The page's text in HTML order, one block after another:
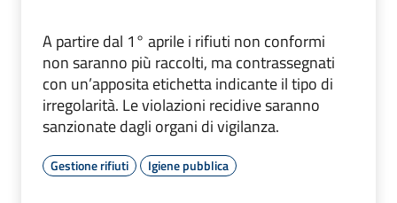
A partire dal 1° aprile i rifiuti non conformi
non saranno più raccolti, ma contrassegnati
con un’apposita etichetta indicante il tipo di
irregolarità. Le violazioni recidive saranno
sanzionate dagli organi di vigilanza.
Gestione rifiuti Igiene pubblica